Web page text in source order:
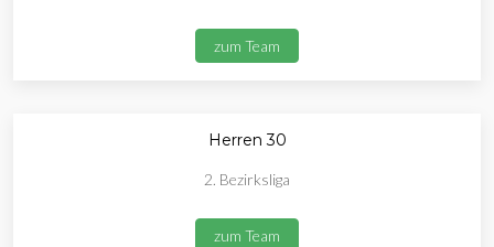
zum Team
Herren 30
2. Bezirksliga
zum Team